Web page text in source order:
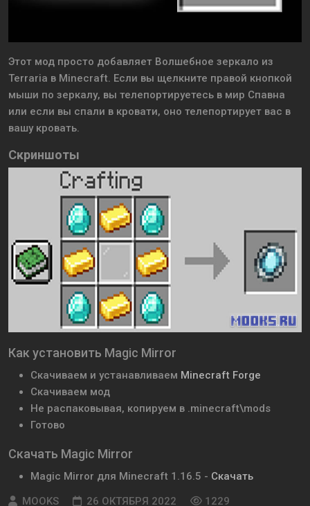
Этот мод просто добавляет Волшебное зеркало из
Terraria в Minecraft. Если вы щелкните правой кнопкой
мыши по зеркалу, вы телепортируетесь в мир Спавна
или если вы спали в кровати, оно телепортирует вас в
вашу кровать.
Скриншоты
Как установить Magic Mirror
Скачиваем и устанавливаем Minecraft Forge
Скачиваем мод
Не распаковывая, копируем в .minecraft\mods
Готово
Скачать Magic Mirror
Magic Mirror для Minecraft 1.16.5 - Скачать
MOOKS
26 ОКТЯБРЯ 2022 1229